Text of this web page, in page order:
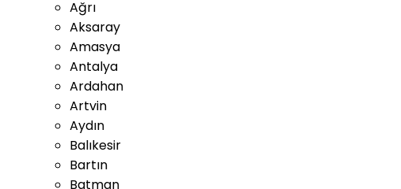
Ağrı
Aksaray
Amasya
Antalya
Ardahan
Artvin
Aydın
Balıkesir
Bartın
Batman